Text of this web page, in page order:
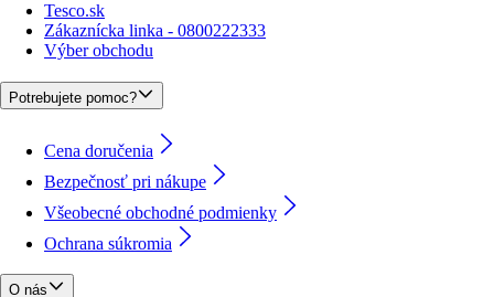
Tesco.sk
Zákaznícka linka - 0800222333
Výber obchodu
Potrebujete pomoc?
Cena doručenia
Bezpečnosť pri nákupe
Všeobecné obchodné podmienky
Ochrana súkromia
O nás